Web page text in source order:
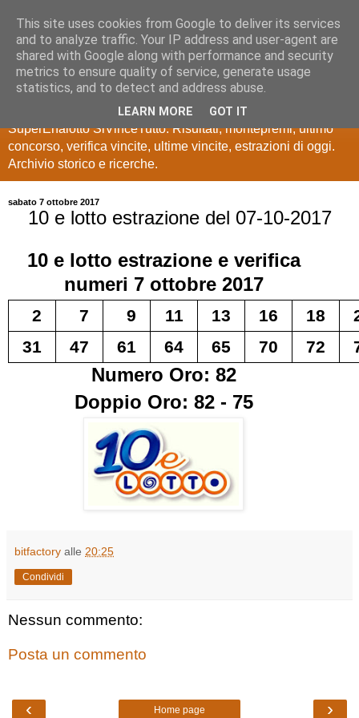
Estrazioni Lotto
SuperEnalotto
Ultime estrazioni di Lotto, SuperEnalotto, 10 e lotto,
SuperEnalotto SiVinceTutto. Risultati, montepremi, ultimo
concorso, verifica vincite, ultime vincite, estrazioni di oggi.
Archivio storico e ricerche.
sabato 7 ottobre 2017
10 e lotto estrazione del 07-10-2017
10 e lotto estrazione e verifica
numeri 7 ottobre 2017
2 7 9 11 13 16 18
31
47 61 64 65 70 72
Numero Oro: 82
Doppio Oro: 82 - 75
bitfactory alle 20:25
Condividi
Nessun commento:
Posta un commento
‹ ›
Home page
This site uses cookies from Google to deliver its services
and to analyze traffic. Your IP address and user-agent are
shared with Google along with performance and security
metrics to ensure quality of service, generate usage
statistics, and to detect and address abuse.
LEARN MORE GOT IT